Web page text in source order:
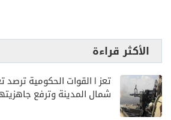
الأكثر قراءة
تعز | القوات الحكومية ترصد
شمال المدينة وترفع